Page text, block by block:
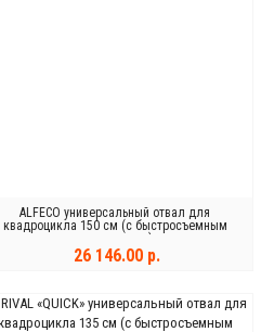
ALFECO универсальный отвал для
квадроцикла 150 см (с быстросъемным
механизмом)
26 146.00 р.
КУПИТЬ